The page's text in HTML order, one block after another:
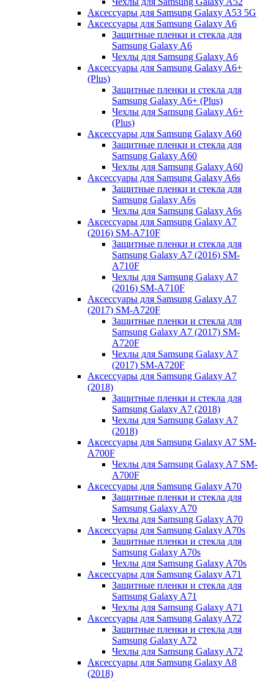
Аксессуары для Samsung Galaxy A53 5G
Аксессуары для Samsung Galaxy A6
Защитные пленки и стекла для
Samsung Galaxy A6
Чехлы для Samsung Galaxy A6
Аксессуары для Samsung Galaxy A6+
(Plus)
Защитные пленки и стекла для
Samsung Galaxy A6+ (Plus)
Чехлы для Samsung Galaxy A6+
(Plus)
Аксессуары для Samsung Galaxy A60
Защитные пленки и стекла для
Samsung Galaxy A60
Чехлы для Samsung Galaxy A60
Аксессуары для Samsung Galaxy A6s
Защитные пленки и стекла для
Samsung Galaxy A6s
Чехлы для Samsung Galaxy A6s
Аксессуары для Samsung Galaxy A7
(2016) SM-A710F
Защитные пленки и стекла для
Samsung Galaxy A7 (2016) SM-
A710F
Чехлы для Samsung Galaxy A7
(2016) SM-A710F
Аксессуары для Samsung Galaxy A7
(2017) SM-A720F
Защитные пленки и стекла для
Samsung Galaxy A7 (2017) SM-
A720F
Чехлы для Samsung Galaxy A7
(2017) SM-A720F
Аксессуары для Samsung Galaxy A7
(2018)
Защитные пленки и стекла для
Samsung Galaxy A7 (2018)
Чехлы для Samsung Galaxy A7
(2018)
Аксессуары для Samsung Galaxy A7 SM-
A700F
Чехлы для Samsung Galaxy A7 SM-
A700F
Аксессуары для Samsung Galaxy A70
Защитные пленки и стекла для
Samsung Galaxy A70
Чехлы для Samsung Galaxy A70
Аксессуары для Samsung Galaxy A70s
Защитные пленки и стекла для
Samsung Galaxy A70s
Чехлы для Samsung Galaxy A70s
Аксессуары для Samsung Galaxy A71
Защитные пленки и стекла для
Samsung Galaxy A71
Чехлы для Samsung Galaxy A71
Аксессуары для Samsung Galaxy A72
Защитные пленки и стекла для
Samsung Galaxy A72
Чехлы для Samsung Galaxy A72
Аксессуары для Samsung Galaxy A8
(2018)